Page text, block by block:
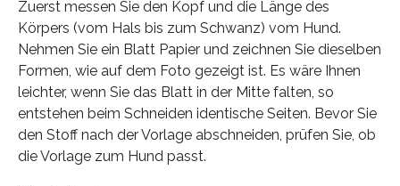
Zuerst messen Sie den Kopf und die Länge des
Körpers (vom Hals bis zum Schwanz) vom Hund.
Nehmen Sie ein Blatt Papier und zeichnen Sie dieselben
Formen, wie auf dem Foto gezeigt ist. Es wäre Ihnen
leichter, wenn Sie das Blatt in der Mitte falten, so
entstehen beim Schneiden identische Seiten. Bevor Sie
den Stoff nach der Vorlage abschneiden, prüfen Sie, ob
die Vorlage zum Hund passt.